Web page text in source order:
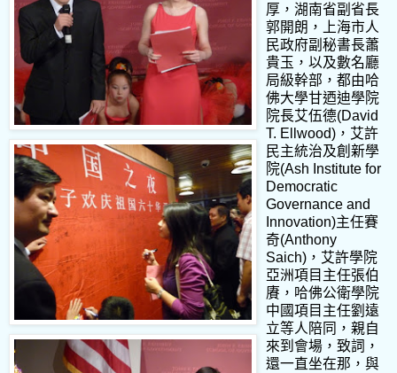
厚，湖南省副省長
郭開朗，上海市人
民政府副秘書長蕭
貴玉，以及數名廳
局級幹部，都由哈
佛大學甘迺迪學院
院長艾伍德(David
T. Ellwood)，艾許
民主統治及創新學
院(Ash Institute for
Democratic
Governance and
Innovation)主任賽
奇(Anthony
Saich)，艾許學院
亞洲項目主任張伯
賡，哈佛公衛學院
中國項目主任劉遠
立等人陪同，親自
來到會場，致詞，
還一直坐在那，與